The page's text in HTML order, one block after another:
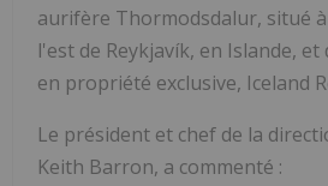
aurifère Thormodsdalur, situé
l'est de Reykjavík, en Islande,
en propriété exclusive, Iceland
Le président et chef de la
Keith Barron, a commenté :